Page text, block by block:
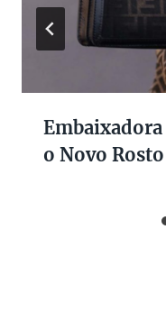
Embaixadora
o Novo